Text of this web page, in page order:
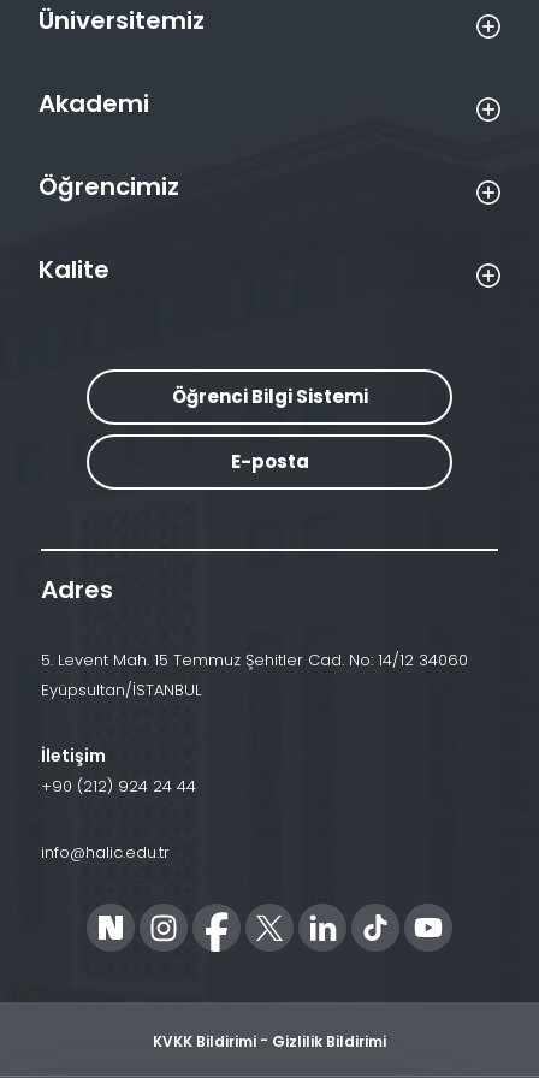
Üniversitemiz
Akademi
Öğrencimiz
Kalite
Öğrenci Bilgi Sistemi
E-posta
Adres
5. Levent Mah. 15 Temmuz Şehitler Cad. No: 14/12 34060
Eyüpsultan/İSTANBUL
İletişim
+90 (212) 924 24 44
info@halic.edu.tr
KVKK Bildirimi - Gizlilik Bildirimi